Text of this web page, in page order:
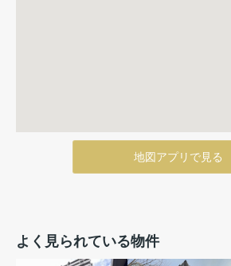
地図アプリで見る
よく見られている物件